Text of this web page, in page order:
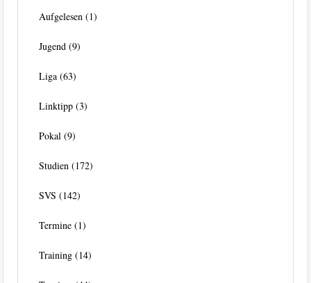
Aufgelesen (1)
Jugend (9)
Liga (63)
Linktipp (3)
Pokal (9)
Studien (172)
SVS (142)
Termine (1)
Training (14)